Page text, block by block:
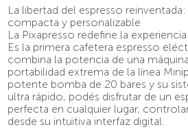
La libertad del espresso
compacta y personalizable
La Pixapresso redefine la
Es la primera cafetera espresso
combina la potencia de una
portabilidad extrema de la línea
potente bomba de 20 bares y su
ultra rápido, podés disfrutar de un
perfecta en cualquier lugar,
desde su intuitiva interfaz digital.
8.
cápsulas
9.
café molido
10. salsa